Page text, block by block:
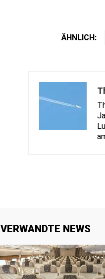
ÄHNLICH:
VERWANDTE NEWS